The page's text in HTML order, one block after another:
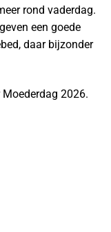
rond vaderdag.
geven een goede
daar bijzonder
2026.